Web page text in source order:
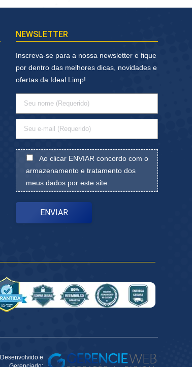
NEWSLETTER
Inscreva-se para a nossa newsletter e fique
por dentro das melhores dicas, novidades e
ofertas da Ideal Limp!
Ao clicar ENVIAR concordo com o
armazenamento e tratamento dos
meus dados por este site.
Desenvolvido e